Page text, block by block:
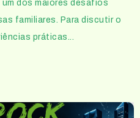
dos maiores desafios
familiares. Para discutir o
práticas...